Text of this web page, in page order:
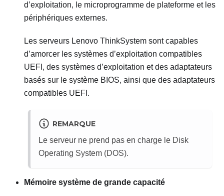
d’exploitation, le microprogramme de plateforme et les
périphériques externes.
Les serveurs Lenovo ThinkSystem sont capables
d’amorcer les systèmes d’exploitation compatibles
UEFI, des systèmes d’exploitation et des adaptateurs
basés sur le système BIOS, ainsi que des adaptateurs
compatibles UEFI.
REMARQUE
Le serveur ne prend pas en charge le Disk
Operating System (DOS).
Mémoire système de grande capacité